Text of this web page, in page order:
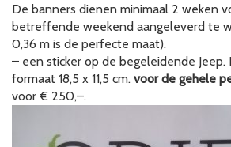
De banners dienen minimaal 2 weken
betreffende weekend aangeleverd te
0,36 m is de perfecte maat).
– een sticker op de begeleidende Jeep.
formaat 18,5 x 11,5 cm. voor de gehele
voor € 250,–.